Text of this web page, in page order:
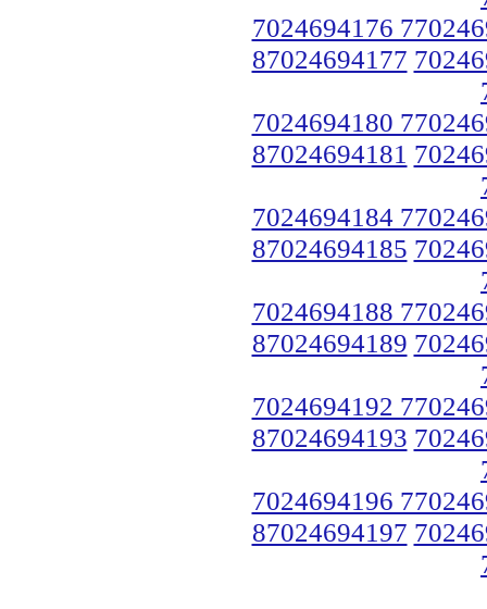
7024694176
87024694177
7024694180
87024694181
7024694184
87024694185
7024694188
87024694189
7024694192
87024694193
7024694196
87024694197